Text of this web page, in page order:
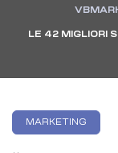
LE 42 MIGLIORI
Categories
MARKETING